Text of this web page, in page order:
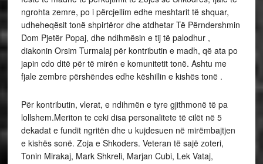
ngrohta zemre, po i përcjellim edhe meshtarit të shquar,
udheheqësit tonë shpirtëror dhe atdhetar Të Përndershmin
Dom Pjetër Popaj, dhe ndihmësin e tij të palodhur ,
diakonin Orsim Turmalaj për kontributin e madh, që ata po
japin cdo ditë për të mirën e komunitetit tonë. Ashtu me
fjale zembre përshëndes edhe këshillin e kishës tonë .
Për kontributin, vlerat, e ndihmën e tyre gjithmonë të pa
lollshem.Meriton te ceki disa personalitete të cilët në 5
dekadat e fundit ngritën dhe u kujdesuen në mirëmbajtjen
e kishës sonë. Zoja e Shkoders. Veteran të sajë zoteri,
Tonin Mirakaj, Mark Shkreli, Marjan Cubi, Lek Vataj,